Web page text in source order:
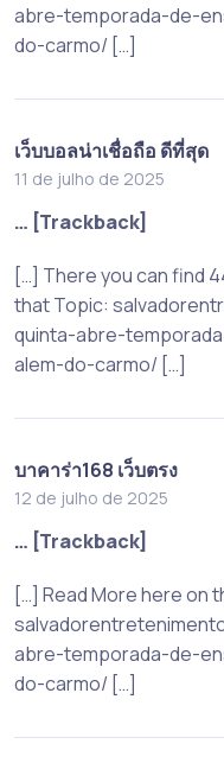
abre-temporada-de-
do-carmo/ […]
เว็บบอลน่าเชื่อถือ ดีที่สุด
11 de julho de 2025
… [Trackback]
[…] There you can find
that Topic:
quinta-abre-
alem-do-carmo/ […]
บาคาร่า168 เว็บตรง
12 de julho de 2025
… [Trackback]
[…] Read More here on
abre-temporada-de-
do-carmo/ […]